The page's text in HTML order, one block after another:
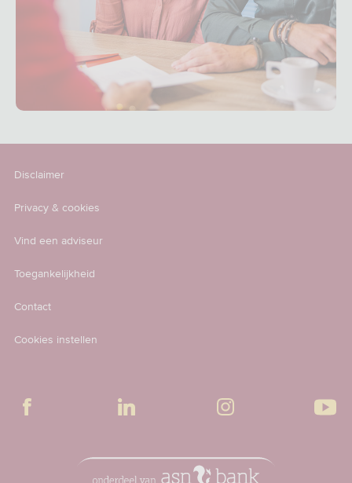
Disclaimer
Privacy & cookies
Vind een adviseur
Toegankelijkheid
Contact
Cookies instellen